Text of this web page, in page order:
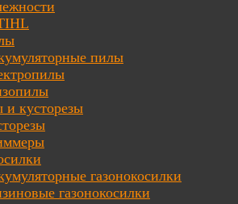
пилы
и кусторезы
газонокосилки
газонокосилки